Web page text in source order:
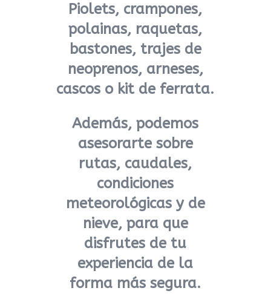
Piolets, crampones,
polainas, raquetas,
bastones, trajes de
neoprenos, arneses,
cascos o kit de ferrata.
Además, podemos
asesorarte sobre
rutas, caudales,
condiciones
meteorológicas y de
nieve, para que
disfrutes de tu
experiencia de la
forma más segura.